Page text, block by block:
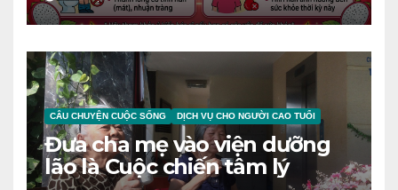
NGƯỜI
CÂU CHUYỆN CUỘC SỐNG DỊCH VỤ CHO NGƯỜI CAO TUỔI
Đưa cha mẹ vào viện dưỡng
lão là Cuộc chiến tâm lý